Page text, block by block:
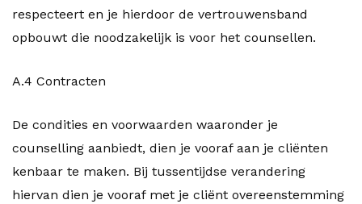
respecteert en je hierdoor de vertrouwensband
opbouwt die noodzakelijk is voor het counsellen.
A.4 Contracten
De condities en voorwaarden waaronder je
counselling aanbiedt, dien je vooraf aan je cliënten
kenbaar te maken. Bij tussentijdse verandering
hiervan dien je vooraf met je cliënt overeenstemming